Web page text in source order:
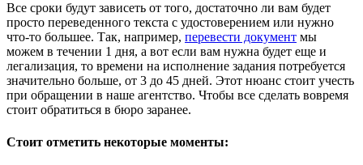
Все сроки будут зависеть от того, достаточно ли вам будет
просто переведенного текста с удостоверением или нужно
что-то большее. Так, например, перевести документ мы
можем в течении 1 дня, а вот если вам нужна будет еще и
легализация, то времени на исполнение задания потребуется
значительно больше, от 3 до 45 дней. Этот нюанс стоит учесть
при обращении в наше агентство. Чтобы все сделать вовремя
стоит обратиться в бюро заранее.
Стоит отметить некоторые моменты: